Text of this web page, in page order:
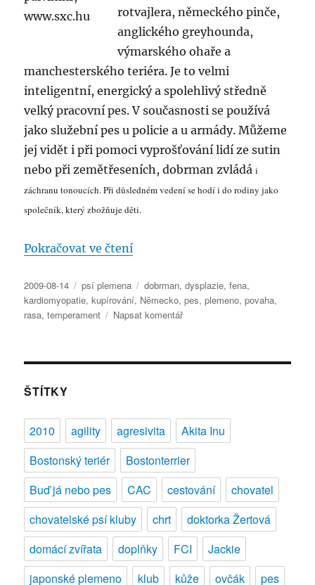
rotvajlera, německého pinče,
anglického greyhounda,
výmarského ohaře a
manchesterského teriéra. Je to velmi
inteligentní, energický a spolehlivý středně
velký pracovní pes. V současnosti se používá
jako služební pes u policie a u armády. Můžeme
jej vidět i při pomoci vyprošťování lidí ze sutin
nebo při zemětřeseních, dobrman zvládái
záchranu tonoucích. Při důsledném vedení se hodí i do rodiny jako
společník, který zbožňuje děti.
Pokračovat ve čtení„Psí plemena – Dobrman“
Publikováno:
2009-08-14 Rubriky:
psí plemena Štítky:
dobrman,dysplazie,fena,
kardiomyopatie,kupírování, Německo,pes,plemeno,povaha,
rasa,temperament Napsat komentářpro
názvem
Dobrman
ŠTÍTKY
2010 agility agresivita
Akita Inu
Bostonský teriér
Bostonterrier
Buď já nebo pes
CAC cestování
chovatel
chovatelské psí kluby
chrt
doktorka Žertová
domácí zvířata
doplňky FCI
Jackie
japonské plemeno
klub kůže ovčák pes